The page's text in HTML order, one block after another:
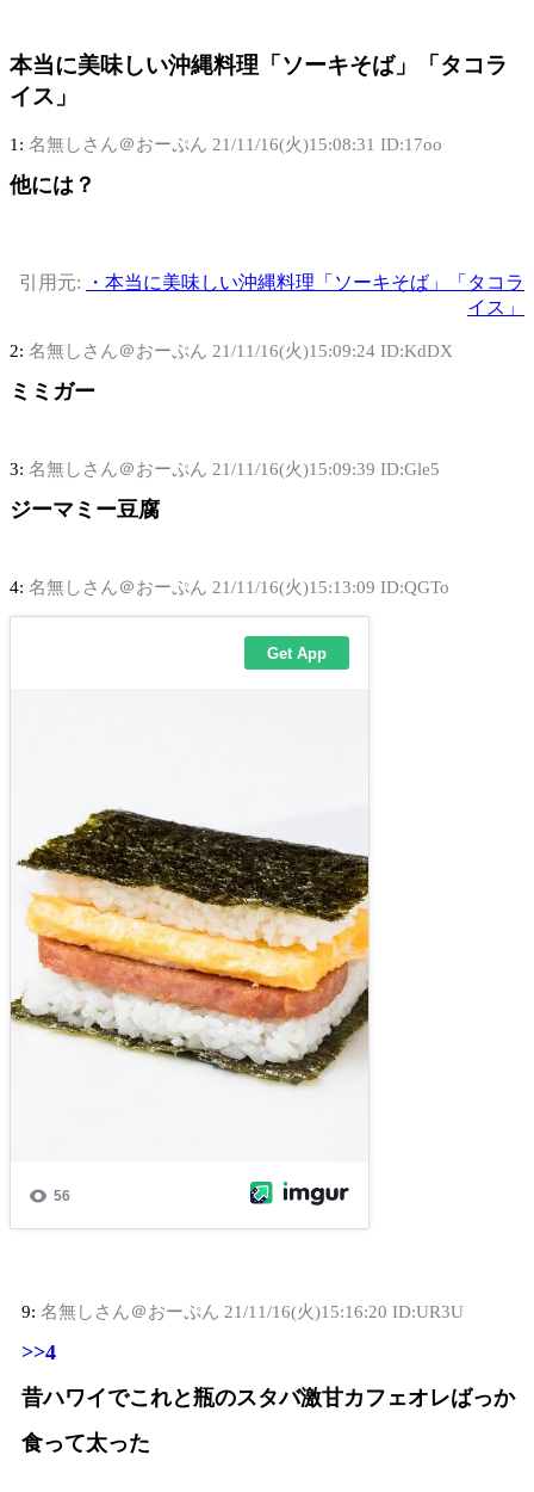
本当に美味しい沖縄料理「ソーキそば」「タコラ
イス」
1: 名無しさん＠おーぷん 21/11/16(火)15:08:31 ID:17oo
他には？
引用元:
・本当に美味しい沖縄料理「ソーキそば」「タコラ
イス」
2: 名無しさん＠おーぷん 21/11/16(火)15:09:24 ID:KdDX
ミミガー
3: 名無しさん＠おーぷん 21/11/16(火)15:09:39 ID:Gle5
ジーマミー豆腐
4: 名無しさん＠おーぷん 21/11/16(火)15:13:09 ID:QGTo
9: 名無しさん＠おーぷん 21/11/16(火)15:16:20 ID:UR3U
>>4
昔ハワイでこれと瓶のスタバ激甘カフェオレばっか
食って太った